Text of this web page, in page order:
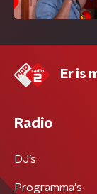
Er is
Radio
DJ’s
Programma's